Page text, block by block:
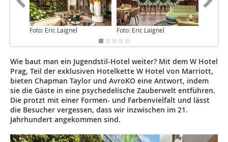
Foto: Eric Laignel Foto: Eric Laignel
Wie baut man ein Jugendstil-Hotel weiter? Mit dem W Hotel
Prag, Teil der exklusiven Hotelkette W Hotel von ­Marriott,
bieten Chapman Taylor und AvroKO eine Antwort, indem
sie die Gäste in eine psychedelische Zauberwelt entführen.
Die protzt mit einer Formen- und Farbenvielfalt und lässt
die Besucher vergessen, dass wir inzwischen im 21.
Jahrhundert angekommen sind.